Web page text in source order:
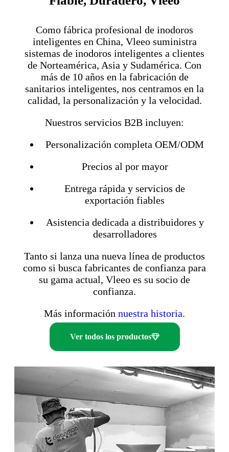
Como fábrica profesional de inodoros
inteligentes en China, Vleeo suministra
sistemas de inodoros inteligentes a clientes
de Norteamérica, Asia y Sudamérica. Con
más de 10 años en la fabricación de
sanitarios inteligentes, nos centramos en la
calidad, la personalización y la velocidad.
Nuestros servicios B2B incluyen:
Personalización completa OEM/ODM
Precios al por mayor
Entrega rápida y servicios de
exportación fiables
Asistencia dedicada a distribuidores y
desarrolladores
Tanto si lanza una nueva línea de productos
como si busca fabricantes de confianza para
su gama actual, Vleeo es su socio de
confianza.
Más información nuestra historia.
Ver todos los productos